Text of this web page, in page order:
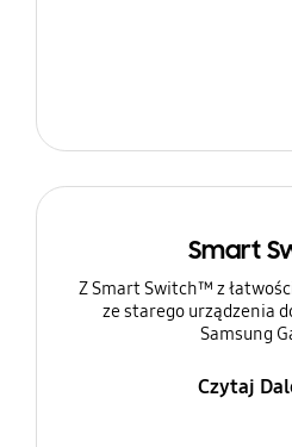
Smart
Z Smart Switch™ z
ze starego urządzenia
Samsung
Czytaj